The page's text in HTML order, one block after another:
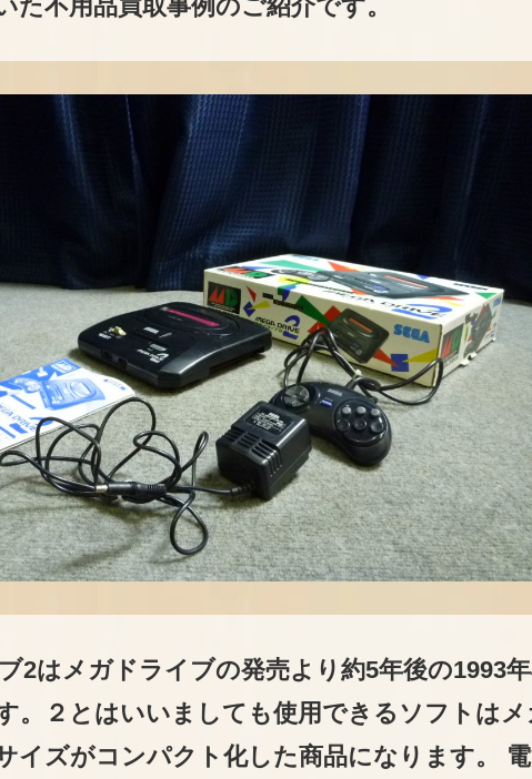
た不用品買取事例のご紹介です。
2はメガドライブの発売より約5年後の1993
。２とはいいましても使用できるソフトは
イズがコンパクト化した商品になります。